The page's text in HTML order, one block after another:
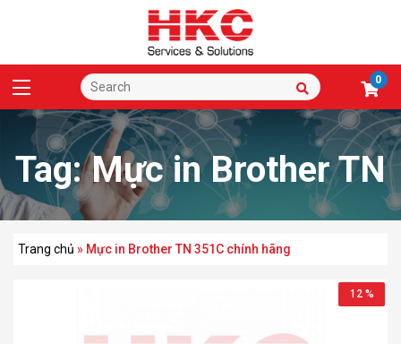
0
Tag:Mực in Brother TN
351C chính hãng
Trang chủ » Mực in Brother TN 351C chính hãng
12 %